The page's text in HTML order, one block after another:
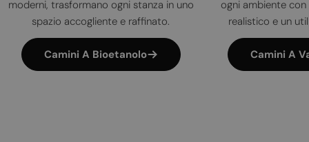
moderni, trasformano ogni stanza in uno
spazio accogliente e raffinato.
Camini A Bioetanolo
ogni ambiente
realistico e un
Camini A